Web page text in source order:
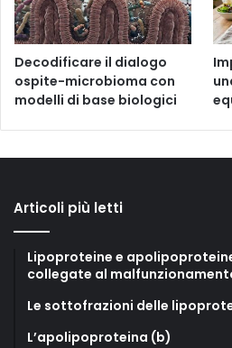
Decodificare il dialogo
ospite-microbioma con
modelli di base biologici
Articoli più letti
Lipoproteine e
collegate al
Le sottofrazioni delle
L’apolipoproteina (b)